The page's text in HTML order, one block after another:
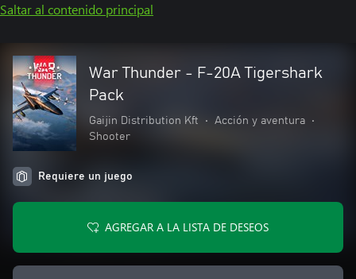
Saltar al contenido principal
War Thunder - F-20A Tigershark
Pack
Gaijin Distribution Kft • Acción y aventura
•
Shooter
Requiere un juego
AGREGAR A LA LISTA DE DESEOS